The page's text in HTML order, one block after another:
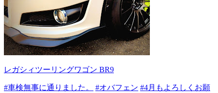
レガシィツーリングワゴン BR9
#車検無事に通りました。 #オバフェン #4月もよろしくお願